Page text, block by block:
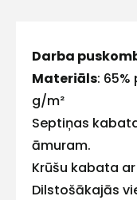
Darba
Materiāls:
g/m²
Septiņas
āmuram.
Krūšu kabata
Dilstošākajās